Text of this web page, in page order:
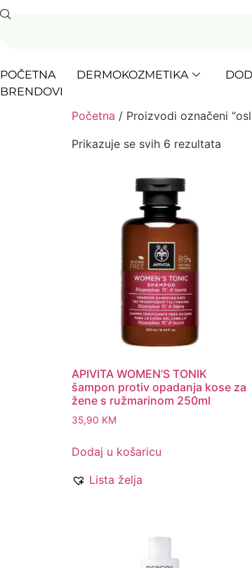
POČETNA DERMOKOZMETIKA
BRENDOVI
Početna / Proizvodi označeni
Prikazuje se svih 6 rezultata
APIVITA WOMEN’S TONIK
šampon protiv opadanja kose za
žene s ružmarinom 250ml
35,90 KM
Dodaj u košaricu
Lista želja